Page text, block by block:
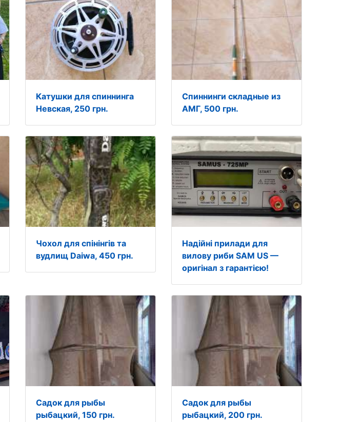
Катушки для спиннинга
Невская, 250 грн.
Спиннинги складные из
АМГ, 500 грн.
Чохол для спінінгів та
вудлищ Daiwa, 450 грн.
Надійні прилади для
вилову риби SAM US —
оригінал з гарантією!
Садок для рыбы
рыбацкий, 150 грн.
Садок для рыбы
рыбацкий, 200 грн.